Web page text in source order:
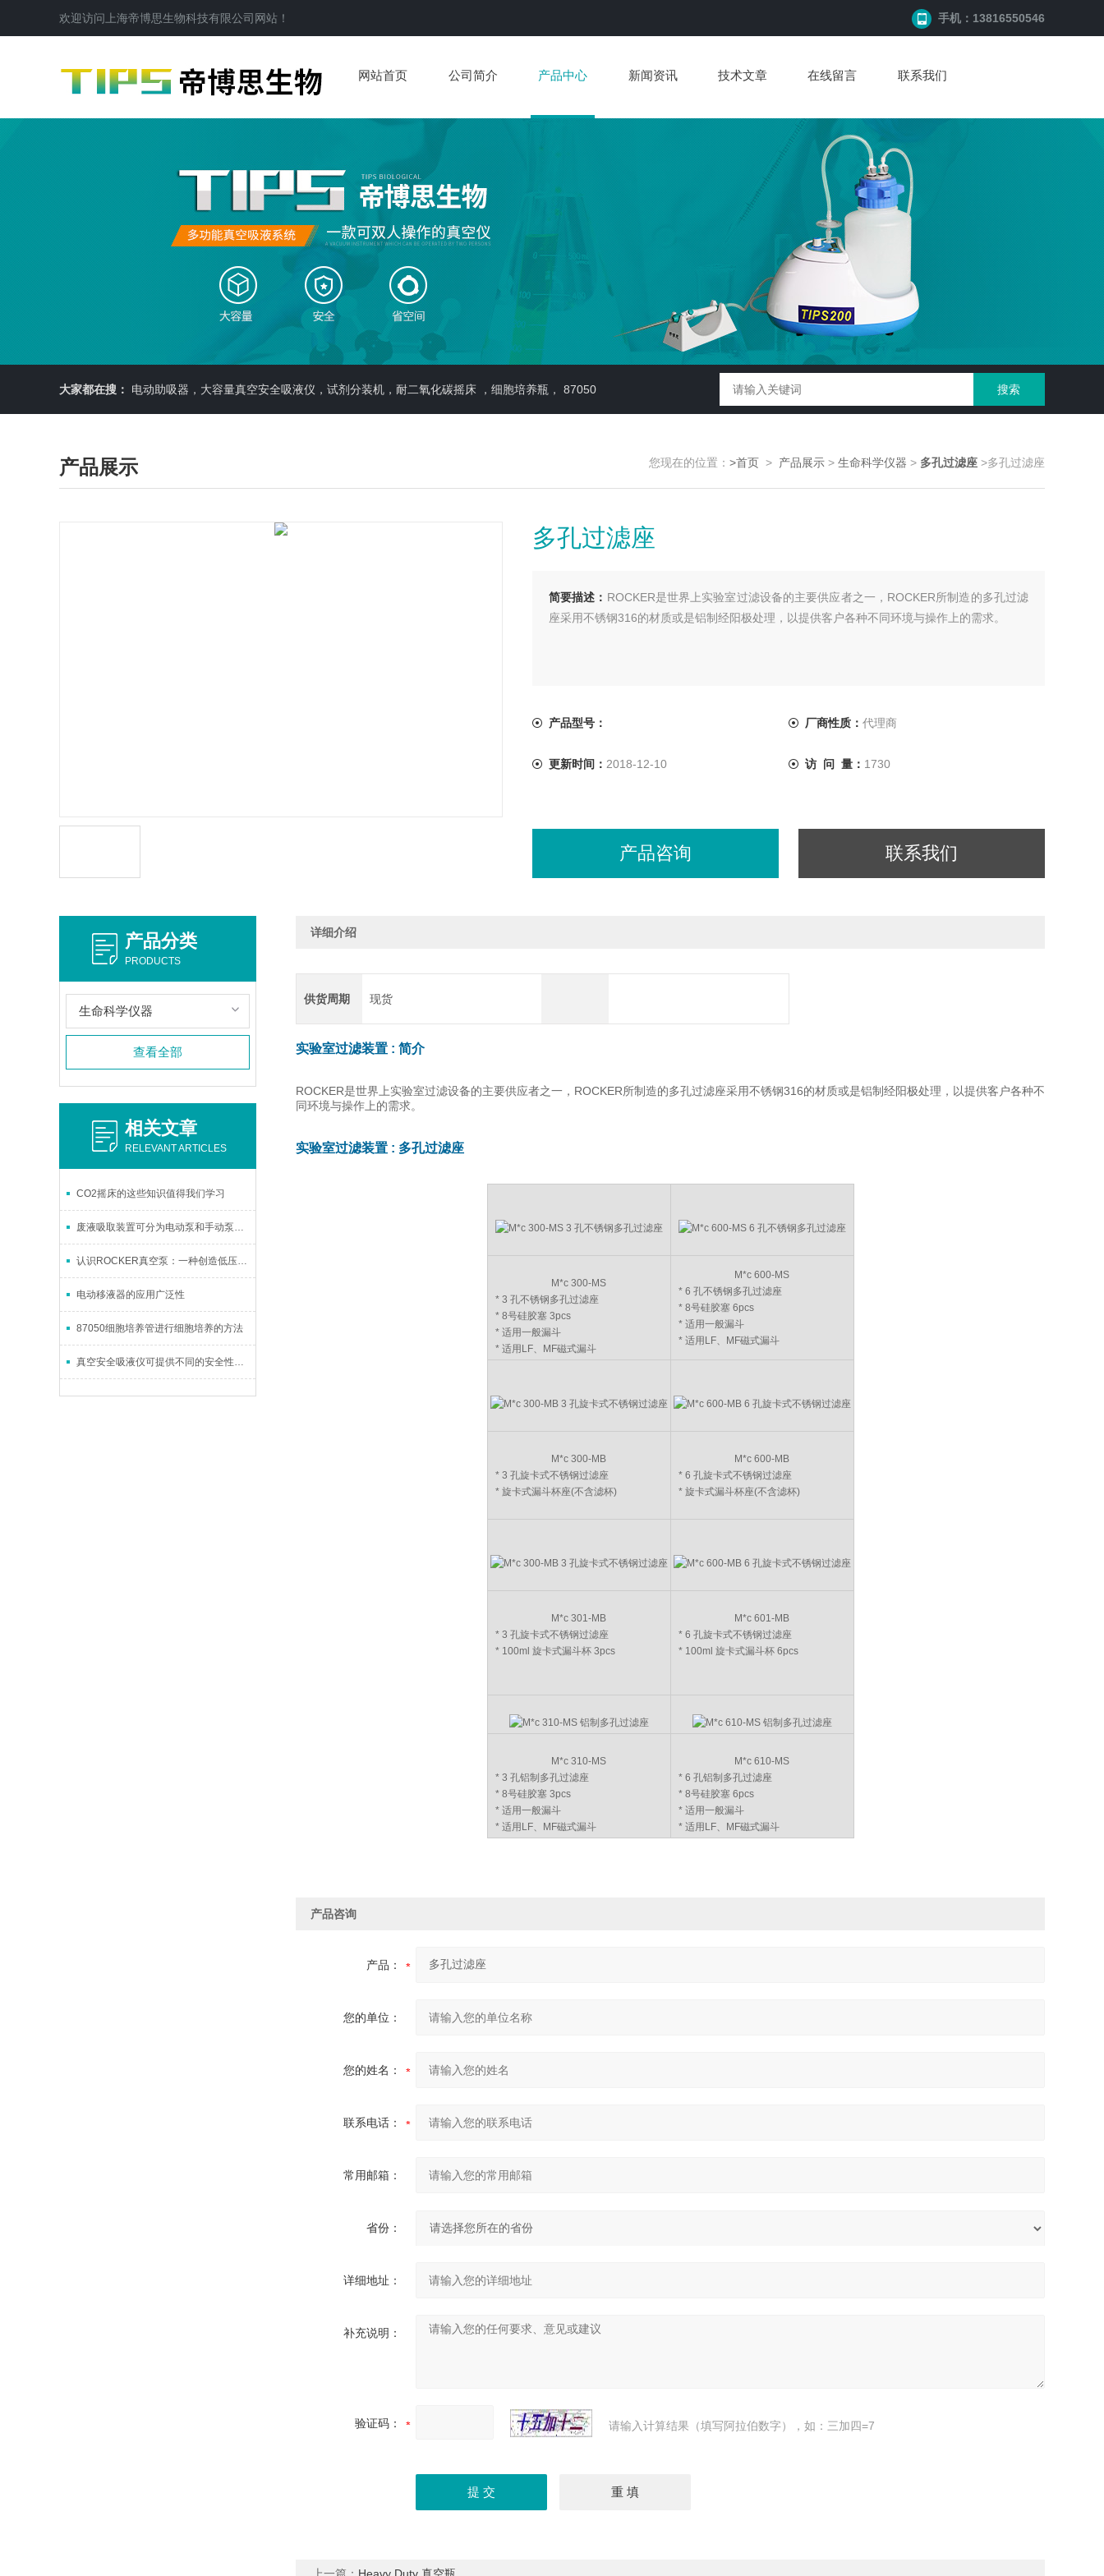
欢迎访问 上海帝博思生物科技有限公司 网站！ 手机：13816550546
网站首页 公司简介 产品中心 新闻资讯 技术文章 在线留言 联系我们
大家都在搜： 电动助吸器，大容量真空安全吸液仪，试剂分装机，耐二氧化碳摇床 ，细胞培养瓶， 87050
产品展示 您现在的位置： >首页 > 产品展示 > 生命科学仪器 > 多孔过滤座 >多孔过滤座
多孔过滤座
简要描述： ROCKER是世界上实验室过滤设备的主要供应者之一，ROCKER所制造的多孔过滤
座采用不锈钢316的材质或是铝制经阳极处理，以提供客户各种不同环境与操作上的需求。
产品型号： 厂商性质： 代理商
更新时间： 2018-12-10 访 问 量： 1730
产品咨询 联系我们
产品分类
PRODUCTS
生命科学仪器
查看全部
相关文章
RELEVANT ARTICLES
CO2摇床的这些知识值得我们学习
废液吸取装置可分为电动泵和手动泵两种
认识ROCKER真空泵：一种创造低压环境的实用设备
电动移液器的应用广泛性
87050细胞培养管进行细胞培养的方法
真空安全吸液仪可提供不同的安全性等级
详细介绍
供货周期 现货
实验室过滤装置 : 简介
ROCKER是世界上实验室过滤设备的主要供应者之一，ROCKER所制造的多孔过滤座采用不锈钢316的材质或是铝制经阳极处理，以提供客户各种不
同环境与操作上的需求。
实验室过滤装置 : 多孔过滤座
M*c 300-MS
* 3 孔不锈钢多孔过滤座
* 8号硅胶塞 3pcs
* 适用一般漏斗
* 适用LF、MF磁式漏斗
M*c 600-MS
* 6 孔不锈钢多孔过滤座
* 8号硅胶塞 6pcs
* 适用一般漏斗
* 适用LF、MF磁式漏斗
M*c 300-MB
* 3 孔旋卡式不锈钢过滤座
* 旋卡式漏斗杯座(不含滤杯)
M*c 600-MB
* 6 孔旋卡式不锈钢过滤座
* 旋卡式漏斗杯座(不含滤杯)
M*c 301-MB
* 3 孔旋卡式不锈钢过滤座
* 100ml 旋卡式漏斗杯 3pcs
M*c 601-MB
* 6 孔旋卡式不锈钢过滤座
* 100ml 旋卡式漏斗杯 6pcs
M*c 310-MS
* 3 孔铝制多孔过滤座
* 8号硅胶塞 3pcs
* 适用一般漏斗
* 适用LF、MF磁式漏斗
M*c 610-MS
* 6 孔铝制多孔过滤座
* 8号硅胶塞 6pcs
* 适用一般漏斗
* 适用LF、MF磁式漏斗
产品咨询
产品：
您的单位：
您的姓名：
联系电话：
常用邮箱：
省份：
详细地址：
补充说明：
验证码： 请输入计算结果（填写阿拉伯数字），如：三加四=7